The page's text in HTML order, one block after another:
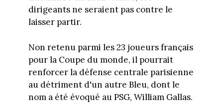
dirigeants ne seraient pas contre le
laisser partir.
Non retenu parmi les 23 joueurs français
pour la Coupe du monde, il pourrait
renforcer la défense centrale parisienne
au détriment d'un autre Bleu, dont le
nom a été évoqué au PSG, William Gallas.